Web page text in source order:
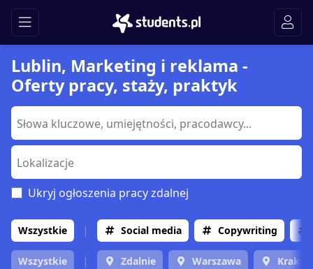
Lublin, Marketing i reklama -
Oferty pracy, staży, praktyk
Ukryj ogłoszenia pracy zdalnej
Wszystkie Social media Copywriting
Wszystkie Zdalnie Warszawa